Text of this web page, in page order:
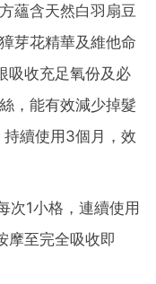
蘊含天然白羽扇豆
芽花精華及維他命
吸收充足氧份及必
，能有效減少掉髮
續使用3個月，效
次1小格，連續使用
摩至完全吸收即